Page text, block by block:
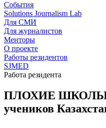
События
Solutions Journalism Lab
Для СМИ
Для журналистов
Менторы
О проекте
Работы резидентов
SJMED
Работа резидента
ПЛОХИЕ ШКОЛЫ:
учеников